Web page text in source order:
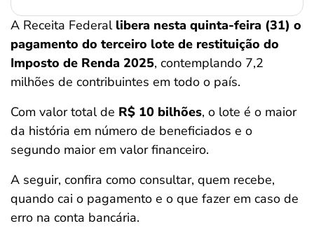
A Receita Federal libera nesta quinta-feira (31) o
pagamento do terceiro lote de restituição do
Imposto de Renda 2025, contemplando 7,2
milhões de contribuintes em todo o país.
Com valor total de R$ 10 bilhões, o lote é o maior
da história em número de beneficiados e o
segundo maior em valor financeiro.
A seguir, confira como consultar, quem recebe,
quando cai o pagamento e o que fazer em caso de
erro na conta bancária.